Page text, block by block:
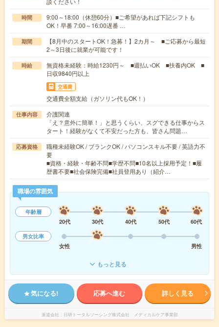
時間
9:00～18:00（休憩60分）■ご希望があれば下記シフトも
OK！早番 7:00～16:00遅番 …
期間
【8月中のスタートOK！急募！】2カ月～ ■ご応募から最短
2～3日後に就業が可能です！
時給
無資格未経験：時給1230円～ ■週払いOK ■扶養内OK ■
日収9840円以上
交通費
交通費全額支給（ガソリン代もOK！）
仕事内容
介護関連
「え？意外に簡単！」と思うくらい、スグできる仕事からス
タート！経験がなくて不安だった方も、皆さん問題…
応募資格
職種未経験OK / ブランクOK / パソコンスキル不要 / 英語力不
要
■資格・経験・年齢不問■学歴不問■10名以上採用予定！■履
歴書不要■社会保険完備■社員登用あり（紹介…
職場の雰囲気
年齢層
20代
30代 40代 50代
60代
男女比率
女性
男性
もっと見る
気になる! 応募へ進む 詳しく見る
派遣会社 日研トータルソーシング株式会社 メディカルケア事業部